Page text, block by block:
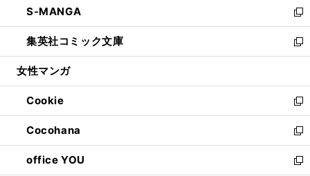
く
で
開
く
ド
ウ
で
開
ィ
ン
ド
ウ
開
く
い
ウ
ィ
ン
ウ
で
開
く
S-MANGA
新
し
い
ウ
ン
ド
ウ
で
開
く
集英社コミック文庫
新
し
ウ
ィ
ン
ド
ウ
で
女性マンガ
Cookie
新
し
い
ウ
ィ
Cocohana
新
し
い
office YOU
新